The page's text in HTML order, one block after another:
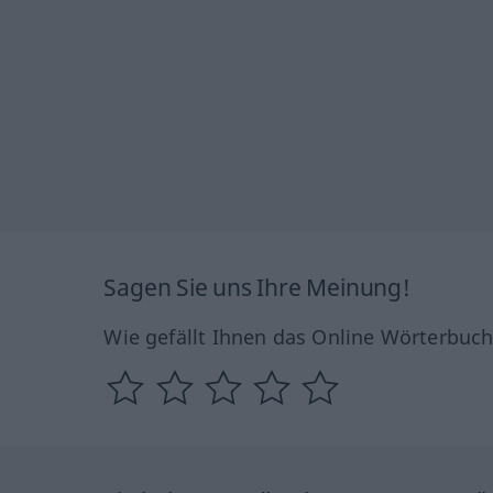
Sagen Sie uns Ihre Meinung!
Wie gefällt Ihnen das Online